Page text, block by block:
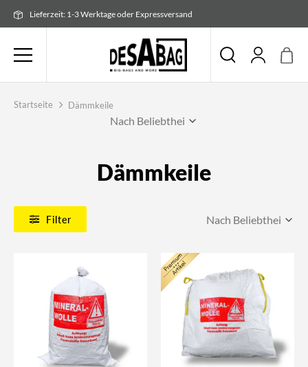
Inhalt
Lieferzeit: 1-3 Werktage oder Expressversand
Startseite Dämmkeile
Dämmkeile
Filter